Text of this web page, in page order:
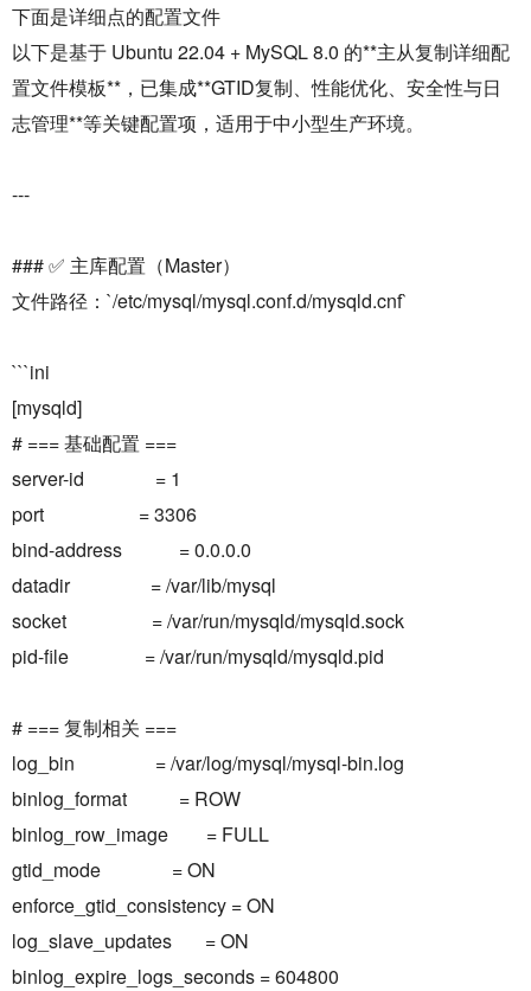
下面是详细点的配置文件
以下是基于 Ubuntu 22.04 + MySQL 8.0 的**主从复制详细配
置文件模板**，已集成**GTID复制、性能优化、安全性与日
志管理**等关键配置项，适用于中小型生产环境。
---
### ✅ 主库配置（Master）
文件路径：`/etc/mysql/mysql.conf.d/mysqld.cnf`
```ini
[mysqld]
# === 基础配置 ===
server-id = 1
port = 3306
bind-address = 0.0.0.0
datadir = /var/lib/mysql
socket = /var/run/mysqld/mysqld.sock
pid-file = /var/run/mysqld/mysqld.pid
# === 复制相关 ===
log_bin = /var/log/mysql/mysql-bin.log
binlog_format = ROW
binlog_row_image = FULL
gtid_mode = ON
enforce_gtid_consistency = ON
log_slave_updates = ON
binlog_expire_logs_seconds = 604800